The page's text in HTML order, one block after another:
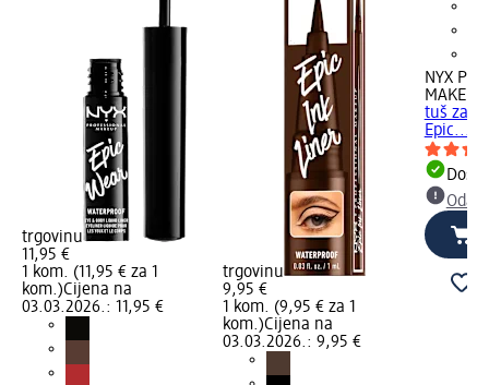
trgovinu
11,95 €
1 kom. (11,95 € za 1
kom.)Cijena na
03.03.2026.: 11,95 €
trgovinu
9,95 €
1 kom. (9,95 € za 1
kom.)Cijena na
03.03.2026.: 9,95 €
NYX
MAKEUP
tuš za
Epic...,